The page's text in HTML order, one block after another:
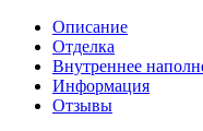
Описание
Отделка
Внутреннее
Информация
Отзывы